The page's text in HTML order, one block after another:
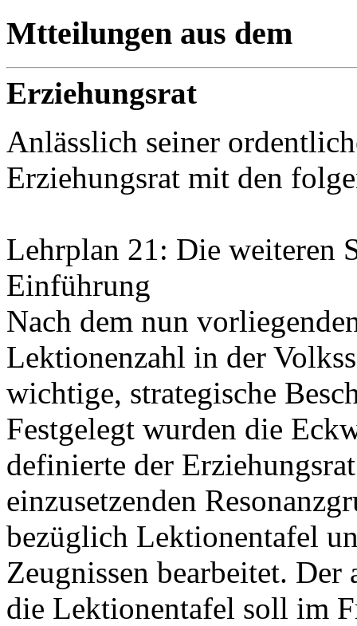
Mtteilungen aus dem
Erziehungsrat
Anlässlich seiner
Erziehungsrat mit den
Lehrplan 21: Die weiteren
Einführung
Nach dem nun
Lektionenzahl in der
wichtige, strategische
Festgelegt wurden die
definierte der
einzusetzenden
bezüglich Lektionentafel
Zeugnissen bearbeitet. Der
die Lektionentafel soll im